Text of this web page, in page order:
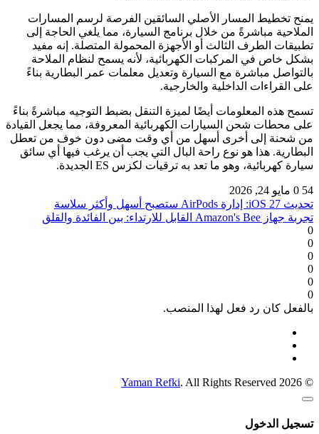
يمنح تخطيط المسار الأصلي السائقين الفرصة لرسم المسارات
الملاحية مباشرةً من خلال برنامج السيارة، مما يلغي الحاجة إلى
تطبيقات الطرف الثالث أو الأجهزة المحمولة المتصلة. إنه مفيد
بشكل خاص في المركبات الكهربائية، لأنه يسمح لنظام الملاحة
بالتواصل مباشرة مع السيارة وتعديل معلمات عمر البطارية بناءً
على القراءات الداخلية والخارجية.
تسمح هذه المعلومات أيضًا لميزة التنقل بضبط التوجيه مباشرةً بناءً
على محطات شحن السيارات الكهربائية المعروفة، مما يجعل القيادة
من شحنة إلى أخرى أسهل من أي وقت مضى دون خوف من تعطل
البطارية. هذا هو نوع راحة البال التي يجب أن يرغب فيها أي سائق
سيارة كهربائية، وهو ما تعد به ترقيات لكزس ES الجديدة.
54
0 مايو 24, 2026
تحديث iOS 27: إدارة AirPods ستصبح أسهل وأكثر سلاسة
تجربة جهاز Amazon's Bee القابل للارتداء: بين الفائدة والقلق
0
0
0
0
0
0
بالفعل كان رد فعل لهذا المنصب.
© 2026
Yaman Refki. All Rights Reserved
تسجيل الدخول